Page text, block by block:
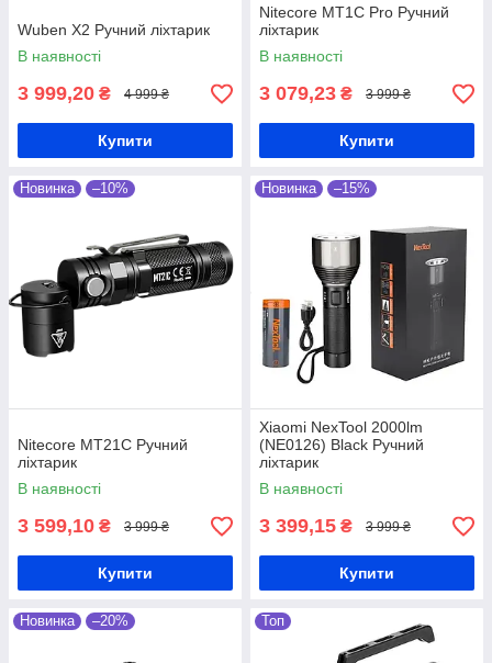
Wuben X2 Ручний ліхтарик
В наявності
3 999,20 ₴ 4 999 ₴
Купити
Nitecore MT1C Pro Ручний
ліхтарик
В наявності
3 079,23 ₴ 3 999 ₴
Купити
Новинка –10%
Nitecore MT21C Ручний
ліхтарик
В наявності
3 599,10 ₴ 3 999 ₴
Купити
Новинка –15%
Xiaomi NexTool 2000lm
(NE0126) Black Ручний
ліхтарик
В наявності
3 399,15 ₴ 3 999 ₴
Купити
Новинка –20% Топ